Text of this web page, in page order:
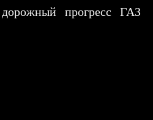
дорожный прогресс ГАЗ